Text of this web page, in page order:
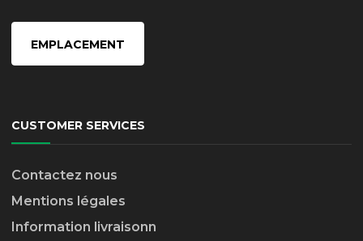
EMPLACEMENT
CUSTOMER SERVICES
Contactez nous
Mentions légales
Information livraisonn